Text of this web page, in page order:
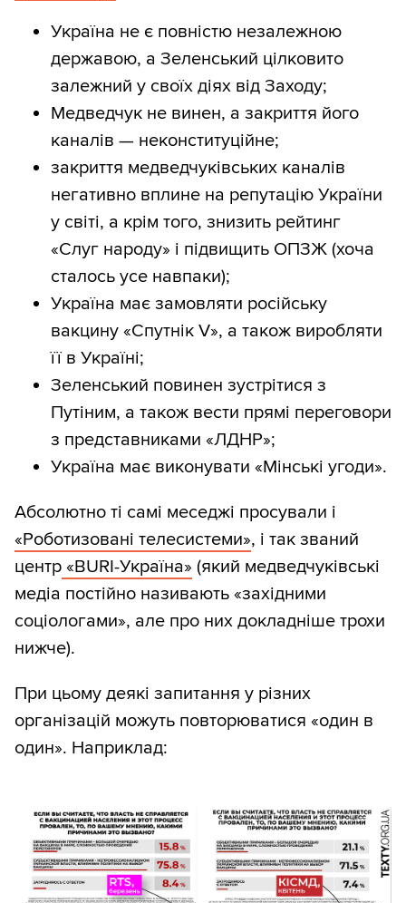
Україна не є повністю незалежною
державою, а Зеленський цілковито
залежний у своїх діях від Заходу;
Медведчук не винен, а закриття його
каналів — неконституційне;
закриття медведчуківських каналів
негативно вплине на репутацію України
у світі, а крім того, знизить рейтинг
«Слуг народу» і підвищить ОПЗЖ (хоча
сталось усе навпаки);
Україна має замовляти російську
вакцину «Спутнік V», а також виробляти
її в Україні;
Зеленський повинен зустрітися з
Путіним, а також вести прямі переговори
з представниками «ЛДНР»;
Україна має виконувати «Мінські угоди».
Абсолютно ті самі меседжі просували і
«Роботизовані телесистеми», і так званий
центр «BURI-Україна» (який медведчуківські
медіа постійно називають «західними
соціологами», але про них докладніше трохи
нижче).
При цьому деякі запитання у різних
організацій можуть повторюватися «один в
один». Наприклад: